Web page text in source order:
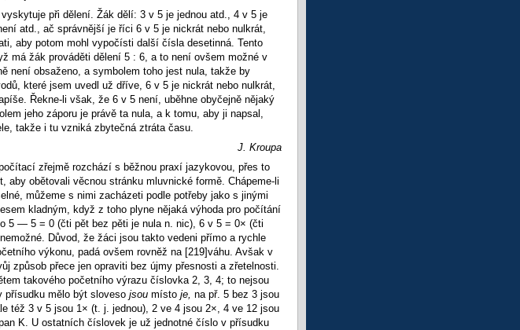
při dělení. Žák dělí: 3 v 5 je jednou atd., 4 v 5 je
atd., ač správnější je říci 6 v 5 je nickrát nebo nulkrát,
aby potom mohl vypočísti další čísla desetinná. Tento
má žák prováděti dělení 5 : 6, a to není ovšem možné v
není obsaženo, a symbolem toho jest nula, takže by
které jsem uvedl už dříve, 6 v 5 je nickrát nebo nulkrát,
Řekne-li však, že 6 v 5 není, uběhne obyčejně nějaký
jeho záporu je právě ta nula, a k tomu, aby ji napsal,
takže i tu vzniká zbytečná ztráta času.
J. Kroupa
zřejmě rozchází s běžnou praxí jazykovou, přes to
aby obětovali věcnou stránku mluvnické formě. Chápeme-li
můžeme s nimi zacházeti podle potřeby jako s jinými
kladným, když z toho plyne nějaká výhoda pro počítání
5 — 5 = 0 (čti pět bez pěti je nula n. nic), 6 v 5 = 0× (čti
Důvod, že žáci jsou takto vedeni přímo a rychle
výkonu, padá ovšem rovněž na [219]váhu. Avšak v
způsob přece jen opraviti bez újmy přesnosti a zřetelnosti.
takového početního výrazu číslovka 2, 3, 4; to nejsou
přísudku mělo být sloveso jsou místo je, na př. 5 bez 3 jsou
též 3 v 5 jsou 1× (t. j. jednou), 2 ve 4 jsou 2×, 4 ve 12 jsou
K. U ostatních číslovek je už jednotné číslo v přísudku